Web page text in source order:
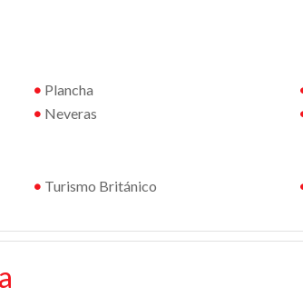
• Plancha
• Neveras
• Turismo Británico